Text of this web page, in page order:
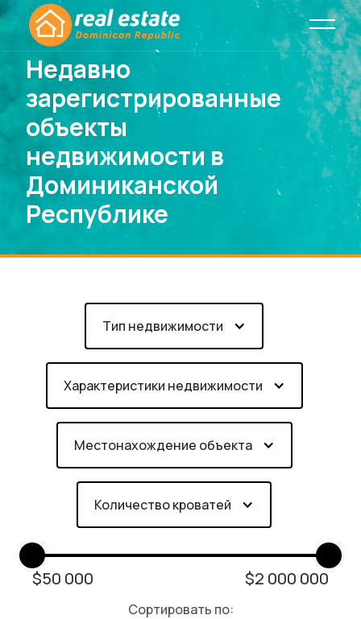
Недавно
зарегистрированные
объекты
недвижимости в
Доминиканской
Республике
Тип недвижимости
Характеристики недвижимости
Местонахождение объекта
Количество кроватей
$50 000 $2 000 000
Сортировать по: